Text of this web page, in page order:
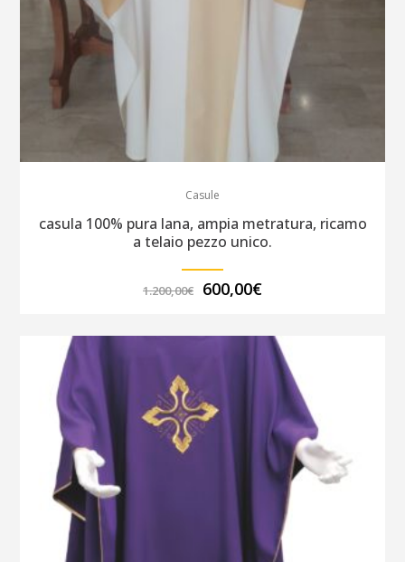
Casule
casula 100% pura lana, ampia metratura, ricamo
a telaio pezzo unico.
1.200,00€
Il
era:
1.200,00€.
600,00€Il
è:
600,00€.